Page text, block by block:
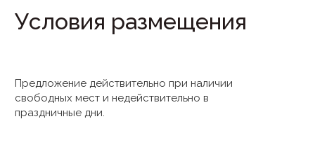
Условия размещения
Предложение действительно при наличии
свободных мест и недействительно в
праздничные дни.